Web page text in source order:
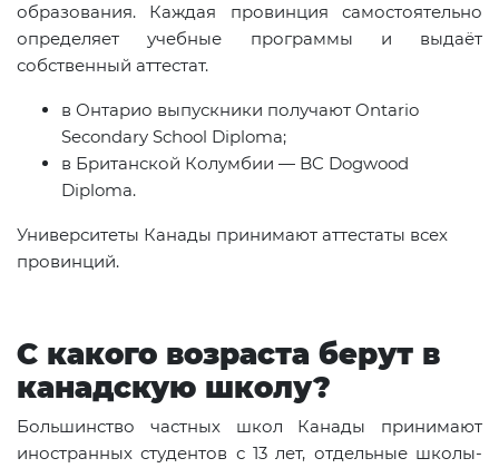
образования. Каждая провинция самостоятельно
определяет учебные программы и выдаёт
собственный аттестат.
в Онтарио выпускники получают Ontario
Secondary School Diploma;
в Британской Колумбии — BC Dogwood
Diploma.
Университеты Канады принимают аттестаты всех
провинций.
С какого возраста берут в
канадскую школу?
Большинство частных школ Канады принимают
иностранных студентов с 13 лет, отдельные школы-